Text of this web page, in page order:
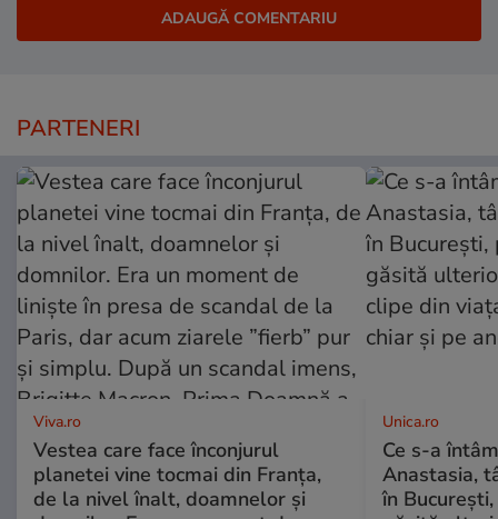
PARTENERI
Viva.ro
Vestea care face înconjurul
planetei vine tocmai din Franța,
de la nivel înalt, doamnelor și
Unica.ro
Ce s-a
Anastasia,
în